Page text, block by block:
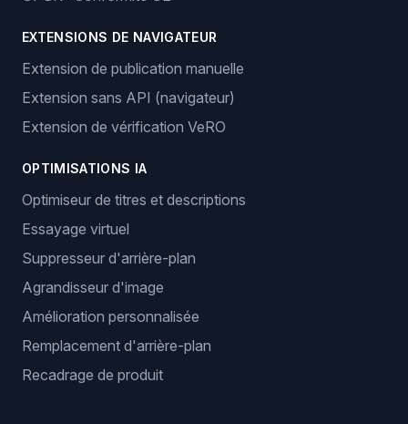
EXTENSIONS DE NAVIGATEUR
Extension de publication manuelle
Extension sans API (navigateur)
Extension de vérification VeRO
OPTIMISATIONS IA
Optimiseur de titres et descriptions
Essayage virtuel
Suppresseur d'arrière-plan
Agrandisseur d'image
Amélioration personnalisée
Remplacement d'arrière-plan
Recadrage de produit